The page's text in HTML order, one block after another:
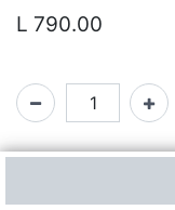
L 790.00
Solo 1 Unidades